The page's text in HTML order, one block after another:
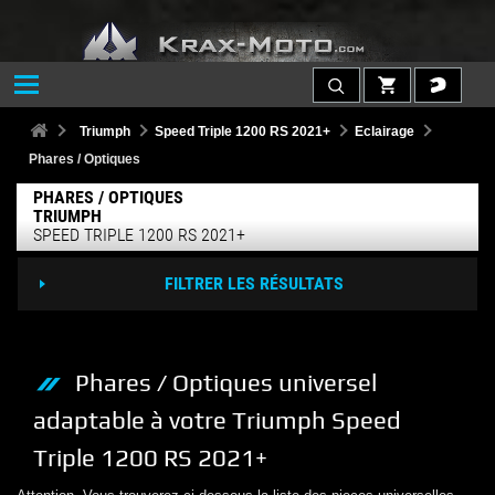
Triumph Speed Triple 1200 RS 2021+
Eclairage
Phares / Optiques
PHARES / OPTIQUES
TRIUMPH
SPEED TRIPLE 1200 RS 2021+
FILTRER LES RÉSULTATS
Phares / Optiques universel
adaptable à votre Triumph Speed
Triple 1200 RS 2021+